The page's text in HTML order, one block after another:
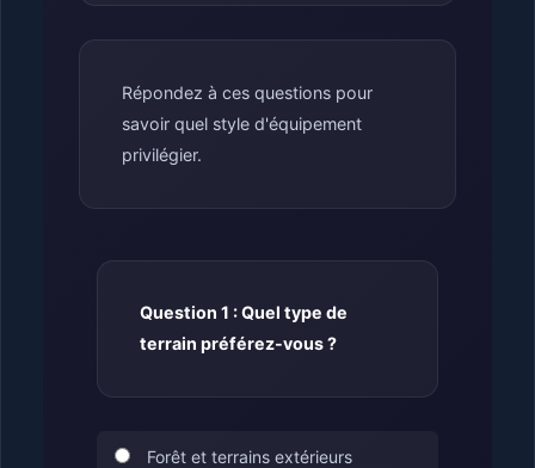
Répondez à ces questions pour
savoir quel style d'équipement
privilégier.
Question 1 : Quel type de
terrain préférez-vous ?
Forêt et terrains extérieurs